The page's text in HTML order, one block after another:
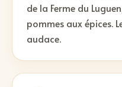
de la Ferme du
pommes aux épices.
audace.